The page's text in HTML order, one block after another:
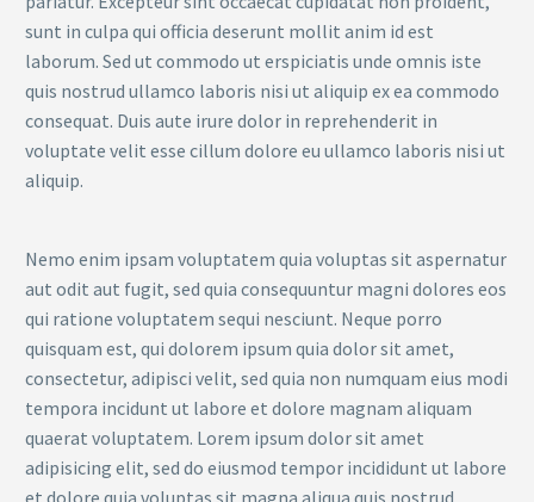
sunt in culpa qui officia deserunt mollit anim id est
laborum. Sed ut commodo ut erspiciatis unde omnis iste
quis nostrud ullamco laboris nisi ut aliquip ex ea commodo
consequat. Duis aute irure dolor in reprehenderit in
voluptate velit esse cillum dolore eu ullamco laboris nisi ut
aliquip.
Nemo enim ipsam voluptatem quia voluptas sit aspernatur
aut odit aut fugit, sed quia consequuntur magni dolores eos
qui ratione voluptatem sequi nesciunt. Neque porro
quisquam est, qui dolorem ipsum quia dolor sit amet,
consectetur, adipisci velit, sed quia non numquam eius modi
tempora incidunt ut labore et dolore magnam aliquam
quaerat voluptatem. Lorem ipsum dolor sit amet
adipisicing elit, sed do eiusmod tempor incididunt ut labore
et dolore quia voluptas sit magna aliqua quis nostrud